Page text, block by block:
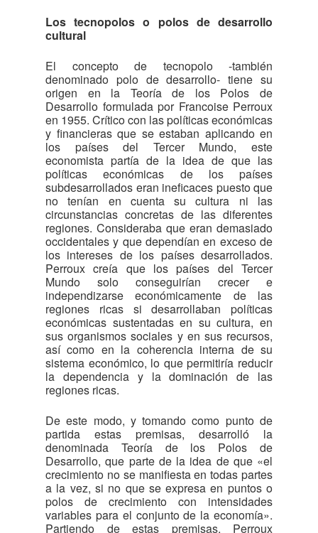
Los tecnopolos o polos de desarrollo
cultural
El concepto de tecnopolo -también
denominado polo de desarrollo- tiene su
origen en la Teoría de los Polos de
Desarrollo formulada por Francoise Perroux
en 1955. Crítico con las políticas económicas
y financieras que se estaban aplicando en
los países del Tercer Mundo, este
economista partía de la idea de que las
políticas económicas de los países
subdesarrollados eran ineficaces puesto que
no tenían en cuenta su cultura ni las
circunstancias concretas de las diferentes
regiones. Consideraba que eran demasiado
occidentales y que dependían en exceso de
los intereses de los países desarrollados.
Perroux creía que los países del Tercer
Mundo solo conseguirían crecer e
independizarse económicamente de las
regiones ricas si desarrollaban políticas
económicas sustentadas en su cultura, en
sus organismos sociales y en sus recursos,
así como en la coherencia interna de su
sistema económico, lo que permitiría reducir
la dependencia y la dominación de las
regiones ricas.
De este modo, y tomando como punto de
partida estas premisas, desarrolló la
denominada Teoría de los Polos de
Desarrollo, que parte de la idea de que «el
crecimiento no se manifiesta en todas partes
a la vez, si no que se expresa en puntos o
polos de crecimiento con intensidades
variables para el conjunto de la economía».
Partiendo de estas premisas, Perroux